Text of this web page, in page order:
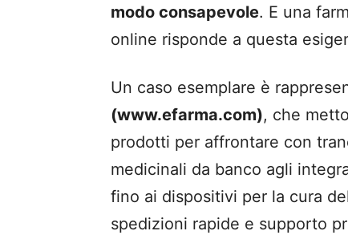
modo consapevole. E una
online risponde a questa
Un caso esemplare è
(www.efarma.com), che
prodotti per affrontare con
medicinali da banco agli
fino ai dispositivi per la cura
spedizioni rapide e supporto